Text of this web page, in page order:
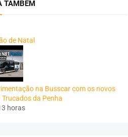
TAMBÉM
de Natal
na Busscar com os novos
Trucados da Penha
horas